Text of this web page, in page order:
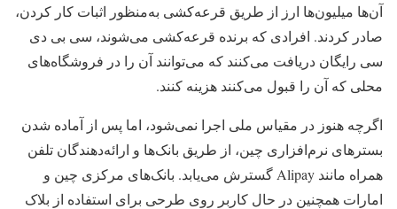
آن‌ها میلیون‌ها ارز از طریق قرعه‌کشی به‌منظور اثبات کار کردن،
صادر کردند. افرادی که برنده قرعه‌کشی می‌شوند، سی بی دی
سی رایگان دریافت می‌کنند که می‌توانند آن را در فروشگاه‌های
محلی که آن را قبول می‌کنند هزینه کنند.
اگرچه هنوز در مقیاس ملی اجرا نمی‌شود، اما پس از آماده شدن
بسترهای نرم‌افزاری چین، از طریق بانک‌ها و ارائه‌دهندگان تلفن
همراه مانند Alipay گسترش می‌یابد. بانک‌های مرکزی چین و
امارات همچنین در حال کاربر روی طرحی برای استفاده از بلاک